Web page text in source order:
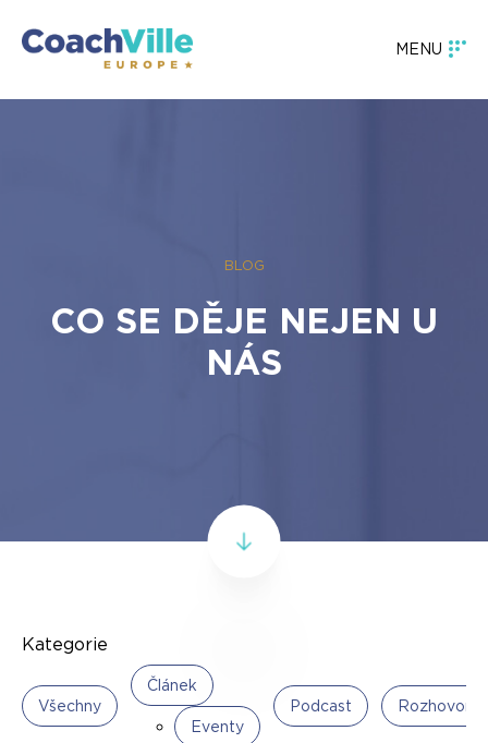
MENU
BLOG
CO SE DĚJE NEJEN U
NÁS
Kategorie
Všechny
Článek
Eventy
Podcast Rozhovor